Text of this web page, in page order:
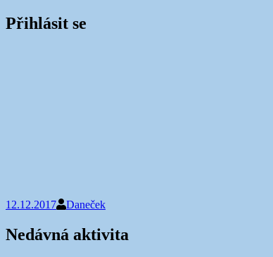
Přihlásit se
12.12.2017
Daneček
Nedávná aktivita